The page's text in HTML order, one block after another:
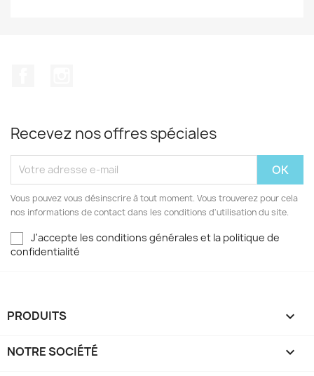
Recevez nos offres spéciales
Vous pouvez vous désinscrire à tout moment. Vous trouverez pour cela
nos informations de contact dans les conditions d'utilisation du site.
J'accepte les conditions générales et la politique de
confidentialité
PRODUITS 
NOTRE SOCIÉTÉ 